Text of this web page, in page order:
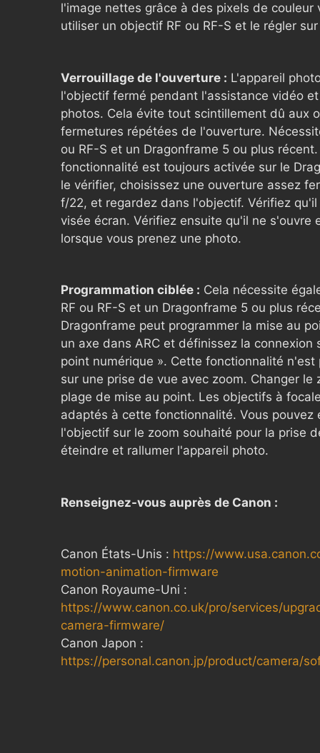
l'image nettes grâce à des pixels de couleur
utiliser un objectif RF ou RF-S et le régler sur
Verrouillage de l'ouverture : L'appareil
l'objectif fermé pendant l'assistance vidéo
photos. Cela évite tout scintillement dû aux
fermetures répétées de l'ouverture.
ou RF-S et un Dragonframe 5 ou plus
fonctionnalité est toujours activée sur le
le vérifier, choisissez une ouverture assez
f/22, et regardez dans l'objectif. Vérifiez
visée écran. Vérifiez ensuite qu'il ne s'ouvre
lorsque vous prenez une photo.
Programmation ciblée : Cela nécessite
RF ou RF-S et un Dragonframe 5 ou plus
Dragonframe peut programmer la mise au
un axe dans ARC et définissez la connexion
point numérique ». Cette fonctionnalité n'est
sur une prise de vue avec zoom. Changer le
plage de mise au point. Les objectifs à
adaptés à cette fonctionnalité. Vous pouvez
l'objectif sur le zoom souhaité pour la prise
éteindre et rallumer l'appareil photo.
Renseignez-vous auprès de Canon :
Canon États-Unis : https://
motion-animation-firmware
Canon Royaume-Uni :
https://www.canon.co.uk/pro/services/
camera-firmware/
Canon Japon :
https://personal.canon.jp/product/camera/